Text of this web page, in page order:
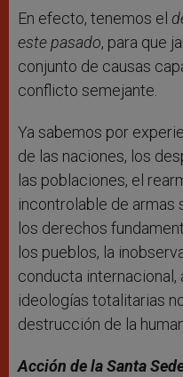
En efecto, tenemos el
este pasado, para que
conjunto de causas
conflicto semejante.
Ya sabemos por
de las naciones, los
las poblaciones, el
incontrolable de armas
los derechos
los pueblos, la
conducta
ideologías totalitarias
destrucción de la
Acción de la Santa